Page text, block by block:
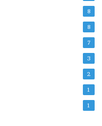
8
8
7
3
2
1
1